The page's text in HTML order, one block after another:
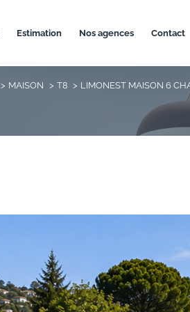
estimation nos agences contact
MAISON T8 LIMONEST MAISON 6